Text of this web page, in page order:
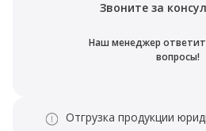
Звоните за
Наш менеджер
вопросы!
Отгрузка продукции